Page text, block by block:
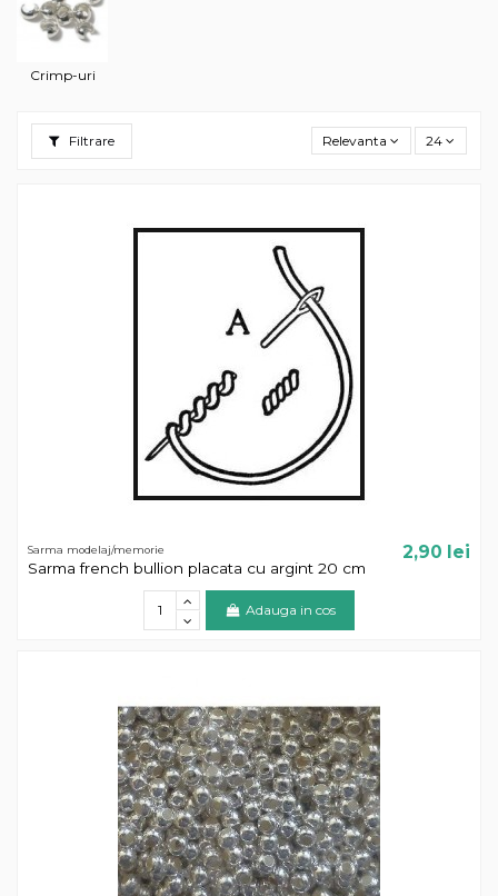
Crimp-uri
Filtrare Relevanta 24
Sarma modelaj/memorie
Sarma french bullion placata cu argint 20 cm
2,90 lei
Adauga in cos